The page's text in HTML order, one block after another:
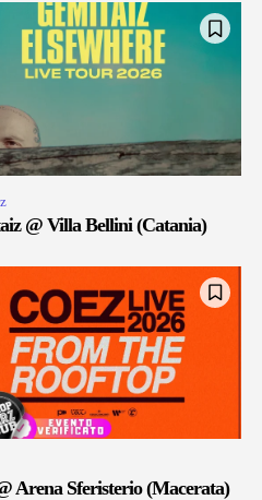
@ Villa Bellini (Catania)
Arena Sferisterio (Macerata)